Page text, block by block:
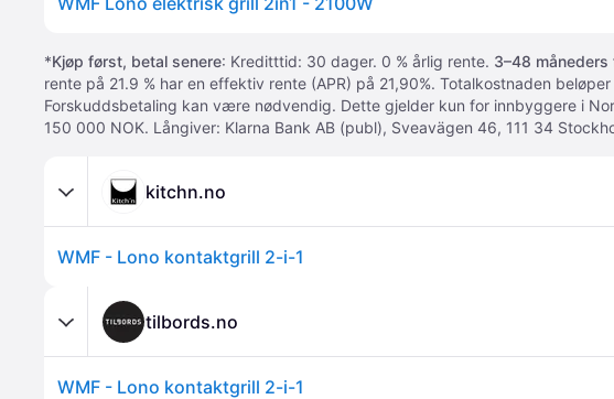
*Kjøp først, betal senere: Kreditttid: 30 dager. 0 % årlig rente. 3–48 måneders
rente på 21.9 % har en effektiv rente (APR) på 21,90%. Totalkostnaden
Forskuddsbetaling kan være nødvendig. Dette gjelder kun for innbyggere i
150 000 NOK. Långiver: Klarna Bank AB (publ), Sveavägen 46, 111 34
kitchn.no
WMF - Lono kontaktgrill 2-i-1
tilbords.no
WMF - Lono kontaktgrill 2-i-1